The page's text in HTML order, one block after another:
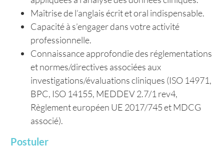
Maîtrise de l’anglais écrit et oral indispensable.
Capacité à s’engager dans votre activité
professionnelle.
Connaissance approfondie des réglementations
et normes/directives associées aux
investigations/évaluations cliniques (ISO 14971,
BPC, ISO 14155, MEDDEV 2.7/1 rev4,
Règlement européen UE 2017/745 et MDCG
associé).
Postuler